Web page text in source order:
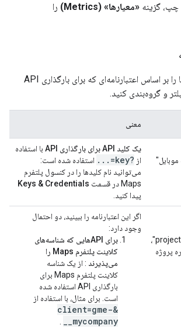
گزینه «معیارها» (Metrics)
را
شما می‌توانید معیارها را بر اساس اعتبارنامه‌ای که برای بارگذاری API
و گروه‌بندی کنید.
معنی
موبایل"
یک کلید API برای بارگذاری API
با استفاده
از ?key=
.
.
. استفاده شده است:
می‌توانید نام کلیدها را در کنسول پلتفرم
Maps در قسمت
Keys & Credentials
پیدا کنید.
"project_number:123456"،
شماره پروژه
اگر این اعتبارنامه را ببینید، دو احتمال
وجود دارد:
برای APIهایی که شناسه‌های
کلاینت پلتفرم Maps را
می‌پذیرند : از یک شناسه
کلاینت پلتفرم Maps برای
بارگذاری API استفاده شده
است. برای مثال، با استفاده از
&client=gme-
_mycompany_